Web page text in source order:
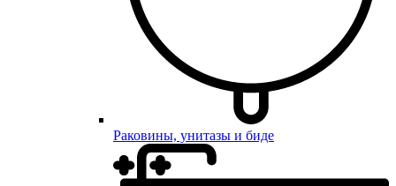
Раковины, унитазы и биде